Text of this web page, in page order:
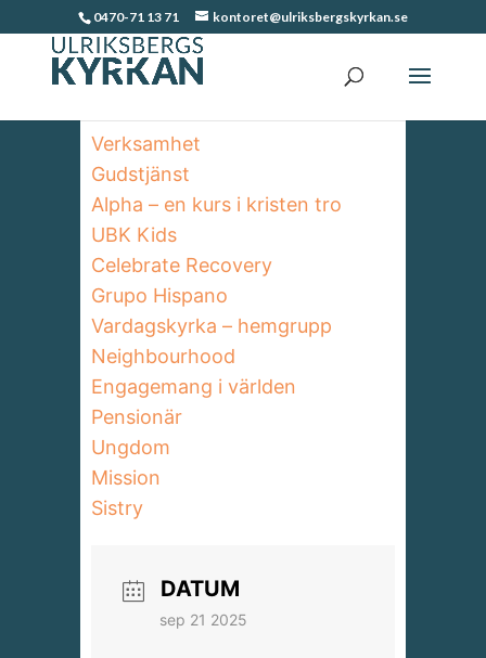
0470-71 13 71 kontoret@ulriksbergskyrkan.se
Verksamhet
Gudstjänst
Alpha – en kurs i kristen tro
UBK Kids
Celebrate Recovery
Grupo Hispano
Vardagskyrka – hemgrupp
Neighbourhood
Engagemang i världen
Pensionär
Ungdom
Mission
Sistry
DATUM
sep 21 2025